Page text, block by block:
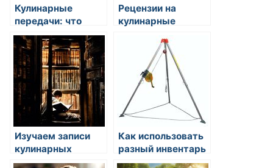
Кулинарные
передачи: что
стоит посмотреть
Рецензии на
кулинарные
Изучаем записи
кулинарных
шедевров
Как использовать
разный инвентарь
в разных блюдах